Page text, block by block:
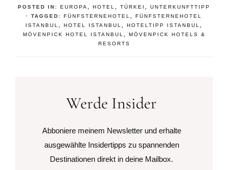
POSTED IN: EUROPA HOTEL TÜRKEI
UNTERKUNFTTIPP
· TAGGED: FÜNFSTERNEHOTEL
FÜNFSTERNEHOTEL
ISTANBUL
HOTEL ISTANBUL HOTELTIPP ISTANBUL
MÖVENPICK HOTEL ISTANBUL
MÖVENPICK HOTELS &
RESORTS
Werde Insider
Abboniere meinem Newsletter und erhalte
ausgewählte Insidertipps zu spannenden
Destinationen direkt in deine Mailbox.